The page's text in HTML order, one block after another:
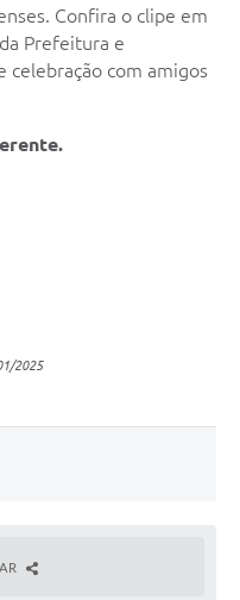
Confira o clipe em
Prefeitura e
com amigos
2025